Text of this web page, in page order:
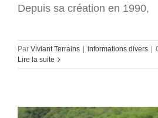
Depuis sa création en 1990,
Par Viviant Terrains informations divers
Lire la suite